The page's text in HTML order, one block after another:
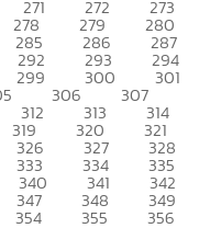
271 272 273
278 279 280
285 286 287
292 293 294
299 300 301
306 307
312 313 314
319 320 321
326 327 328
333 334 335
340 341 342
347 348 349
354 355 356